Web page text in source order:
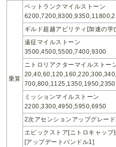
乗算
ペットランクマイルストーン
ギルド超越アビリティ[加速の学
遠征マイルストーン
3500,4500,5500,7400,9300
ニトロリアクターマイルストー
ミッションマイルストーン
2200,3300,4950,5950,6950
2次アセンションアップグレー
エピックストア[ニトロキャップ
[アップデートバンドル1]